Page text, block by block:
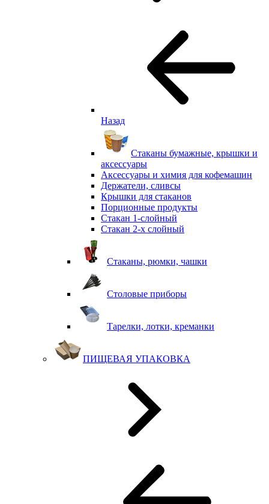
Назад
Стаканы бумажные, крышки и
аксессуары
Аксессуары и химия для кофемашин
Держатели, сливсы
Крышки для стаканов
Порционные продукты
Стакан 1-слойный
Стакан 2-х слойный
Стаканы, рюмки, чашки
Столовые приборы
Тарелки, лотки, креманки
ПИЩЕВАЯ УПАКОВКА